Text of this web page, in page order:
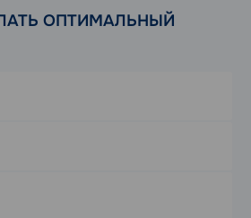
ОПТИМАЛЬНЫЙ